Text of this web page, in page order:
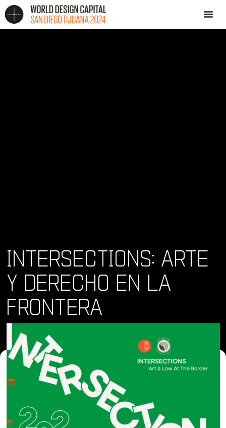
INTERSECTIONS: ARTE
Y DERECHO EN LA
FRONTERA
Dónde y Cuándo
sáb 29 jun 2024 - sáb 29 jun 2024 • 10:00 am
Lugar
The NewSchool of Architecture and Design, 1249 F St,